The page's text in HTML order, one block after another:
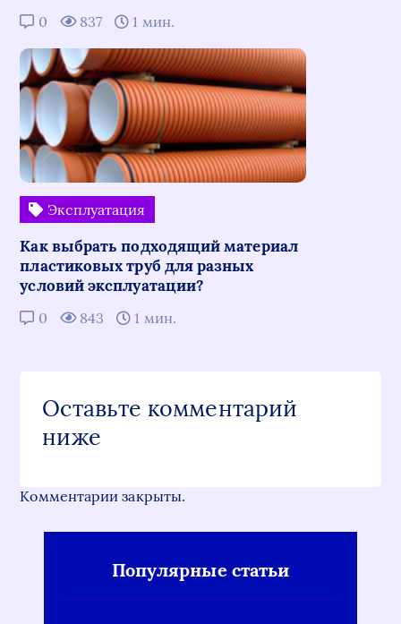
0 837 1 мин.
Эксплуатация
Как выбрать подходящий материал
пластиковых труб для разных
условий эксплуатации?
0 843 1 мин.
Оставьте комментарий
ниже
Комментарии закрыты.
Популярные статьи